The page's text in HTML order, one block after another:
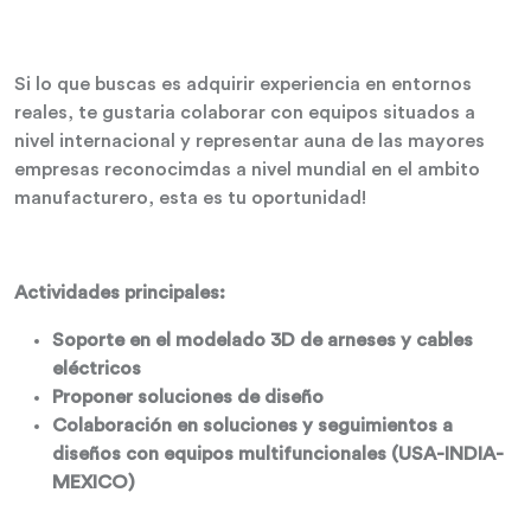
Si lo que buscas es adquirir experiencia en entornos
reales, te gustaria colaborar con equipos situados a
nivel internacional y representar auna de las mayores
empresas reconocimdas a nivel mundial en el ambito
manufacturero, esta es tu oportunidad!
Actividades principales:
Soporte en el modelado 3D de arneses y cables
eléctricos
Proponer soluciones de diseño
Colaboración en soluciones y seguimientos a
diseños con equipos multifuncionales (USA-INDIA-
MEXICO)